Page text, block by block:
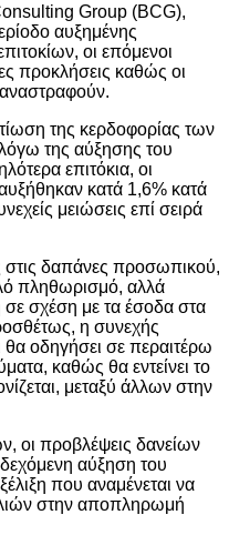
Group (BCG),
αυξημένης
οι επόμενοι
προκλήσεις καθώς οι
της κερδοφορίας των
της αύξησης του
επιτόκια, οι
κατά 1,6% κατά
μειώσεις επί σειρά
στις δαπάνες προσωπικού,
πληθωρισμό, αλλά
σε σχέση με τα έσοδα στα
η συνεχής
θα οδηγήσει σε περαιτέρω
καθώς θα εντείνει το
μεταξύ άλλων στην
οι προβλέψεις δανείων
αύξηση του
που αναμένεται να
στην αποπληρωμή